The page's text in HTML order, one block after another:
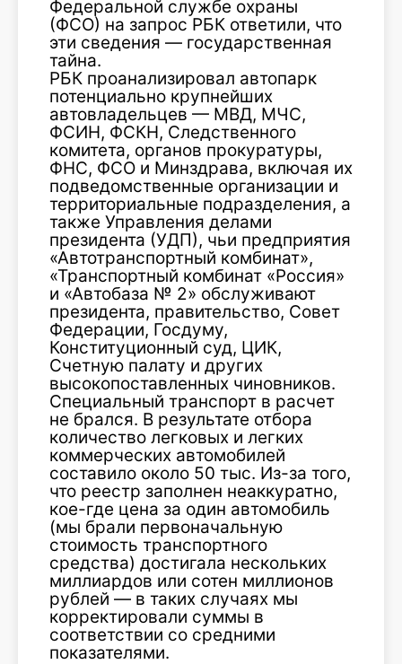
Федеральной службе охраны
(ФСО) на запрос РБК ответили, что
эти сведения — государственная
тайна.
РБК проанализировал автопарк
потенциально крупнейших
автовладельцев — МВД, МЧС,
ФСИН, ФСКН, Следственного
комитета, органов прокуратуры,
ФНС, ФСО и Минздрава, включая их
подведомственные организации и
территориальные подразделения, а
также Управления делами
президента (УДП), чьи предприятия
«Автотранспортный комбинат»,
«Транспортный комбинат «Россия»
и «Автобаза № 2» обслуживают
президента, правительство, Совет
Федерации, Госдуму,
Конституционный суд, ЦИК,
Счетную палату и других
высокопоставленных чиновников.
Специальный транспорт в расчет
не брался. В результате отбора
количество легковых и легких
коммерческих автомобилей
составило около 50 тыс. Из-за того,
что реестр заполнен неаккуратно,
кое-где цена за один автомобиль
(мы брали первоначальную
стоимость транспортного
средства) достигала нескольких
миллиардов или сотен миллионов
рублей — в таких случаях мы
корректировали суммы в
соответствии со средними
показателями.